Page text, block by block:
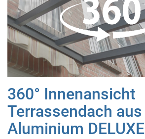
360° Innenansicht
Terrassendach aus
Aluminium DELUXE